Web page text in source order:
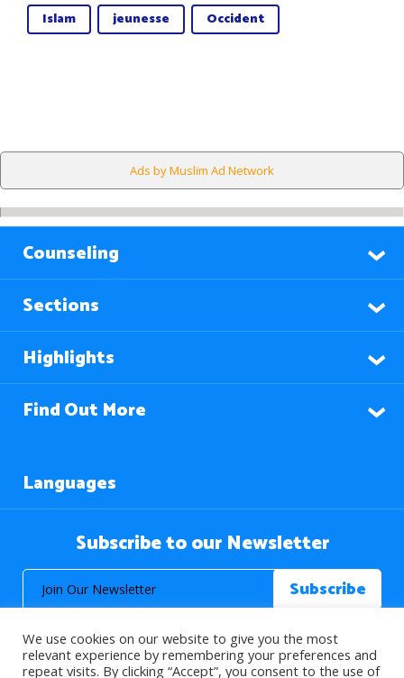
Islam jeunesse Occident
Ads by Muslim Ad Network
Counseling
Sections
Highlights
Find Out More
Languages
Subscribe to our Newsletter
We use cookies on our website to give you the most
relevant experience by remembering your preferences and
repeat visits. By clicking “Accept”, you consent to the use of